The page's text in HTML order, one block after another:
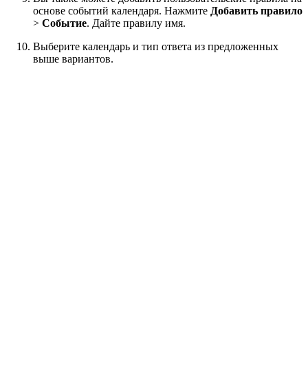
основе событий календаря. Нажмите Добавить правило
> Событие. Дайте правилу имя.
Выберите календарь и тип ответа из предложенных
выше вариантов.